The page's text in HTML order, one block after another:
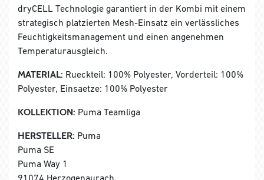
dryCELL Technologie garantiert in der Kombi mit einem
strategisch platzierten Mesh-Einsatz ein verlässliches
Feuchtigkeitsmanagement und einen angenehmen
Temperaturausgleich.
MATERIAL: Rueckteil: 100% Polyester, Vorderteil: 100%
Polyester, Einsaetze: 100% Polyester
KOLLEKTION: Puma Teamliga
HERSTELLER: Puma
Puma SE
Puma Way 1
91074 Herzogenaurach